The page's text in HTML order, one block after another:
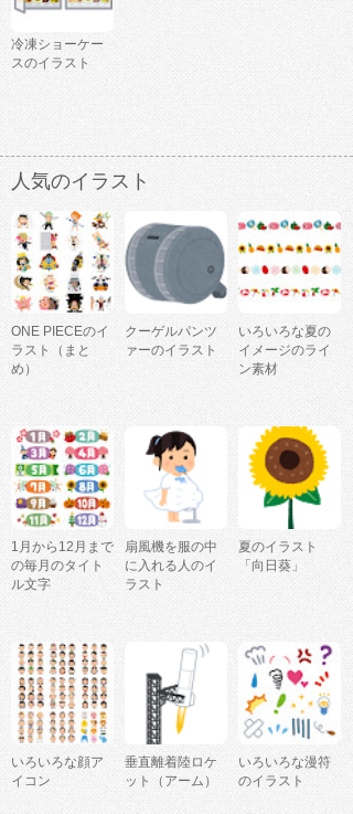
冷凍ショーケー
スのイラスト
人気のイラスト
ONE PIECEのイ
ラスト（まと
め）
クーゲルパンツ
ァーのイラスト
いろいろな夏の
イメージのライ
ン素材
1月から12月まで
の毎月のタイト
ル文字
扇風機を服の中
に入れる人のイ
ラスト
夏のイラスト
「向日葵」
いろいろな顔ア
イコン
垂直離着陸ロケ
ット（アーム）
いろいろな漫符
のイラスト